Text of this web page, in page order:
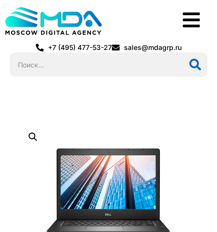
+7 (495) 477-53-27 sales@mdagrp.ru